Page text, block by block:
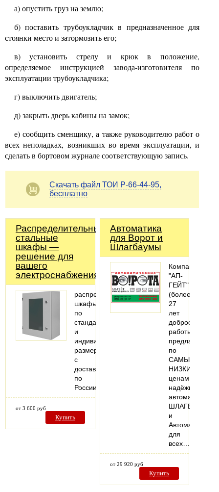
а) опустить груз на землю;
б) поставить трубоукладчик в предназначенное для
стоянки место и затормозить его;
в) установить стрелу и крюк в положение,
определяемое инструкцией завода-изготовителя по
эксплуатации трубоукладчика;
г) выключить двигатель;
д) закрыть дверь кабины на замок;
е) сообщить сменщику, а также руководителю работ о
всех неполадках, возникших во время эксплуатации, и
сделать в бортовом журнале соответствующую запись.
Скачать файл ТОИ Р-66-44-95,
бесплатно
Распределительные
стальные
шкафы —
решение для
вашего
электроснабжения!
распределительные
шкафы
по
стандартным
и
индивидуальным
размерам
с
доставкой
по
России
от 3 600 руб
Купить
Автоматика
для Ворот и
Шлагбаумы
Компания
"АП-
ГЕЙТ"
(более
27
лет
работы)
предлагает
по
САМЫМ
НИЗКИМ
ценам
надёжные
ШЛАГБАУМЫ
и
Автоматику
для
всех…
от 29 920 руб
Купить